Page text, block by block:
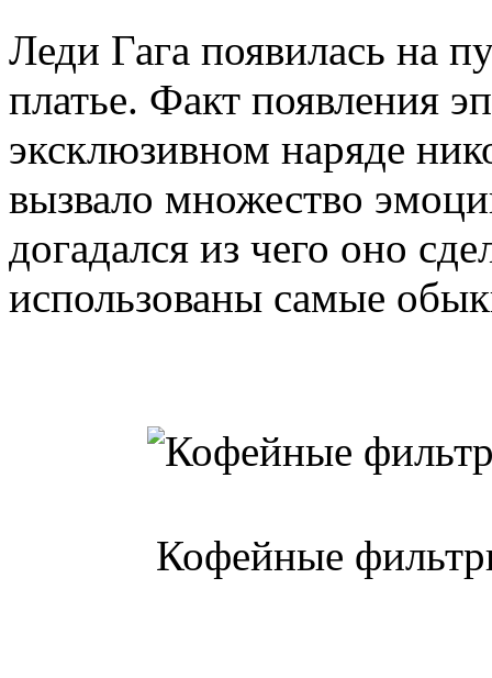
Леди Гага появилась на
платье. Факт появления
эксклюзивном наряде
вызвало множество
догадался из чего оно
использованы самые
Кофейные